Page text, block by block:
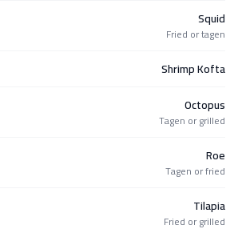
Squid
Fried or tagen
Shrimp Kofta
Octopus
Tagen or grilled
Roe
Tagen or fried
Tilapia
Fried or grilled